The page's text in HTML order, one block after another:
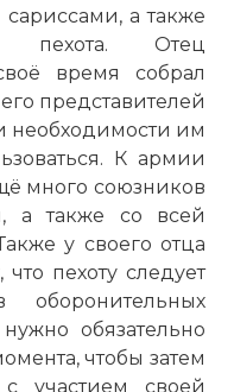
а также
пехота. Отец
время собрал
представителей
необходимости им
К армии
много союзников
а также со всей
у своего отца
пехоту следует
оборонительных
обязательно
чтобы затем
с участием своей